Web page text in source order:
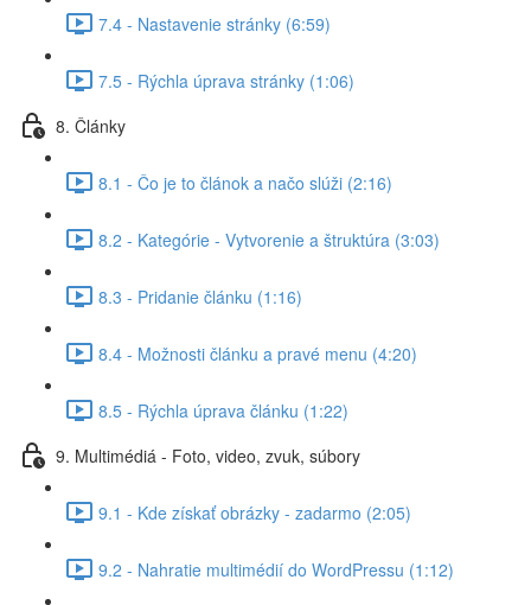
7.4 - Nastavenie stránky (6:59)
7.5 - Rýchla úprava stránky (1:06)
8. Články
8.1 - Čo je to článok a načo slúži (2:16)
8.2 - Kategórie - Vytvorenie a štruktúra (3:03)
8.3 - Pridanie článku (1:16)
8.4 - Možnosti článku a pravé menu (4:20)
8.5 - Rýchla úprava článku (1:22)
9. Multimédiá - Foto, video, zvuk, súbory
9.1 - Kde získať obrázky - zadarmo (2:05)
9.2 - Nahratie multimédií do WordPressu (1:12)